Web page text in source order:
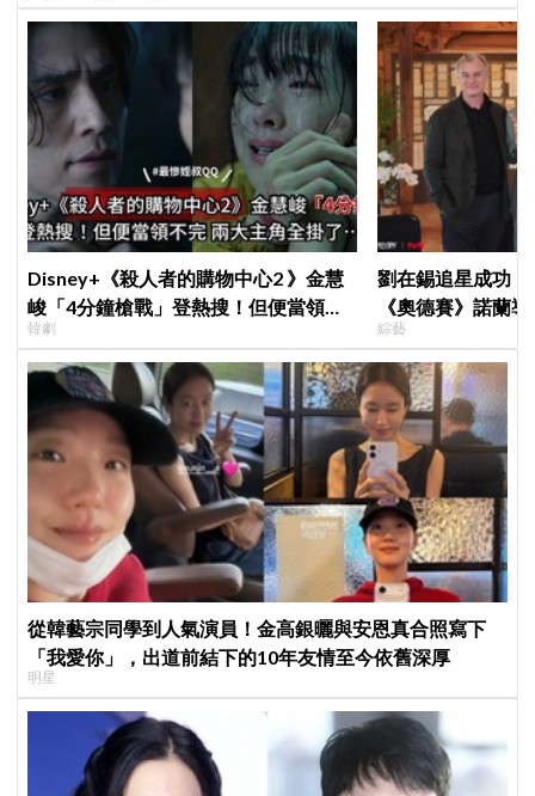
Disney+《殺人者的購物中心2 》金慧
峻「4分鐘槍戰」登熱搜！但便當領不
完兩大主角全掛了⋯
韓劇
劉在錫追星成功
《奧德賽》諾蘭
比YA幸福笑容藏
綜藝
從韓藝宗同學到人氣演員！金高銀曬與安恩真合照寫下
「我愛你」，出道前結下的10年友情至今依舊深厚
明星